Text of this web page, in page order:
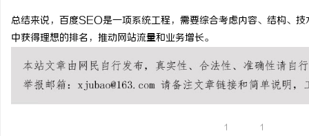
总结来说，百度SEO是一项系统工程，需要综合考虑内容、结构、
中获得理想的排名，推动网站流量和业务增长。
1 1